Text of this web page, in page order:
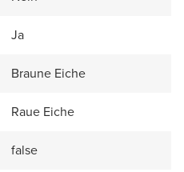
Ja
Braune Eiche
Raue Eiche
false